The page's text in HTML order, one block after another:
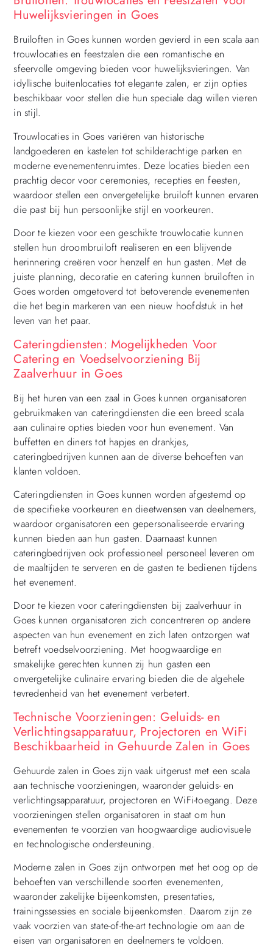
Huwelijksvieringen in Goes
Bruiloften in Goes kunnen worden gevierd in een scala aan
trouwlocaties en feestzalen die een romantische en
sfeervolle omgeving bieden voor huwelijksvieringen. Van
idyllische buitenlocaties tot elegante zalen, er zijn opties
beschikbaar voor stellen die hun speciale dag willen vieren
in stijl.
Trouwlocaties in Goes variëren van historische
landgoederen en kastelen tot schilderachtige parken en
moderne evenementenruimtes. Deze locaties bieden een
prachtig decor voor ceremonies, recepties en feesten,
waardoor stellen een onvergetelijke bruiloft kunnen ervaren
die past bij hun persoonlijke stijl en voorkeuren.
Door te kiezen voor een geschikte trouwlocatie kunnen
stellen hun droombruiloft realiseren en een blijvende
herinnering creëren voor henzelf en hun gasten. Met de
juiste planning, decoratie en catering kunnen bruiloften in
Goes worden omgetoverd tot betoverende evenementen
die het begin markeren van een nieuw hoofdstuk in het
leven van het paar.
Cateringdiensten: Mogelijkheden Voor
Catering en Voedselvoorziening Bij
Zaalverhuur in Goes
Bij het huren van een zaal in Goes kunnen organisatoren
gebruikmaken van cateringdiensten die een breed scala
aan culinaire opties bieden voor hun evenement. Van
buffetten en diners tot hapjes en drankjes,
cateringbedrijven kunnen aan de diverse behoeften van
klanten voldoen.
Cateringdiensten in Goes kunnen worden afgestemd op
de specifieke voorkeuren en dieetwensen van deelnemers,
waardoor organisatoren een gepersonaliseerde ervaring
kunnen bieden aan hun gasten. Daarnaast kunnen
cateringbedrijven ook professioneel personeel leveren om
de maaltijden te serveren en de gasten te bedienen tijdens
het evenement.
Door te kiezen voor cateringdiensten bij zaalverhuur in
Goes kunnen organisatoren zich concentreren op andere
aspecten van hun evenement en zich laten ontzorgen wat
betreft voedselvoorziening. Met hoogwaardige en
smakelijke gerechten kunnen zij hun gasten een
onvergetelijke culinaire ervaring bieden die de algehele
tevredenheid van het evenement verbetert.
Technische Voorzieningen: Geluids- en
Verlichtingsapparatuur, Projectoren en WiFi
Beschikbaarheid in Gehuurde Zalen in Goes
Gehuurde zalen in Goes zijn vaak uitgerust met een scala
aan technische voorzieningen, waaronder geluids- en
verlichtingsapparatuur, projectoren en WiFi-toegang. Deze
voorzieningen stellen organisatoren in staat om hun
evenementen te voorzien van hoogwaardige audiovisuele
en technologische ondersteuning.
Moderne zalen in Goes zijn ontworpen met het oog op de
behoeften van verschillende soorten evenementen,
waaronder zakelijke bijeenkomsten, presentaties,
trainingssessies en sociale bijeenkomsten. Daarom zijn ze
vaak voorzien van state-of-the-art technologie om aan de
eisen van organisatoren en deelnemers te voldoen.